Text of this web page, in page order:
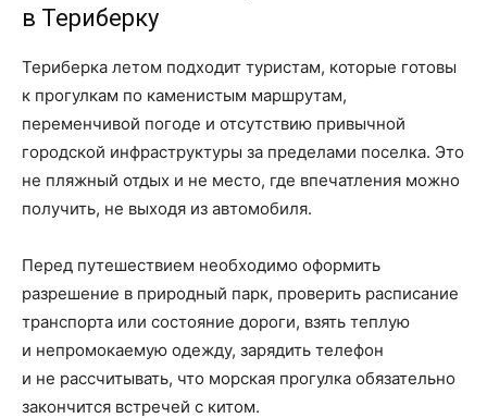
в Териберку
Териберка летом подходит туристам, которые готовы
к прогулкам по каменистым маршрутам,
переменчивой погоде и отсутствию привычной
городской инфраструктуры за пределами поселка. Это
не пляжный отдых и не место, где впечатления можно
получить, не выходя из автомобиля.
Перед путешествием необходимо оформить
разрешение в природный парк, проверить расписание
транспорта или состояние дороги, взять теплую
и непромокаемую одежду, зарядить телефон
и не рассчитывать, что морская прогулка обязательно
закончится встречей с китом.